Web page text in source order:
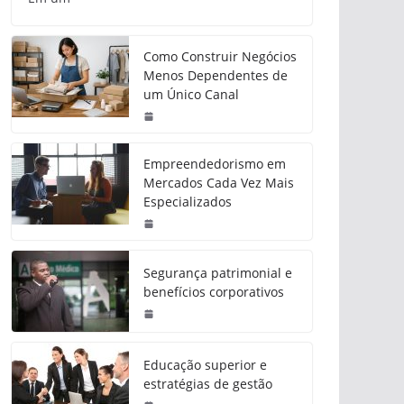
Como Construir Negócios
Menos Dependentes de
um Único Canal
Empreendedorismo em
Mercados Cada Vez Mais
Especializados
Segurança patrimonial e
benefícios corporativos
Educação superior e
estratégias de gestão